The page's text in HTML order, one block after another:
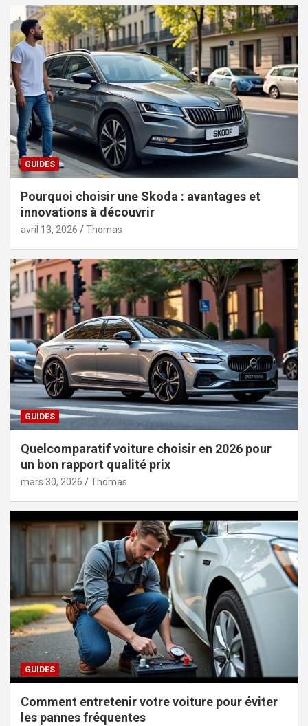
GUIDES
Pourquoi choisir une Skoda : avantages et
innovations à découvrir
avril 13, 2026 Thomas
GUIDES
Quelcomparatif voiture choisir en 2026 pour
un bon rapport qualité prix
mars 30, 2026 Thomas
GUIDES
Comment entretenir votre voiture pour éviter
les pannes fréquentes